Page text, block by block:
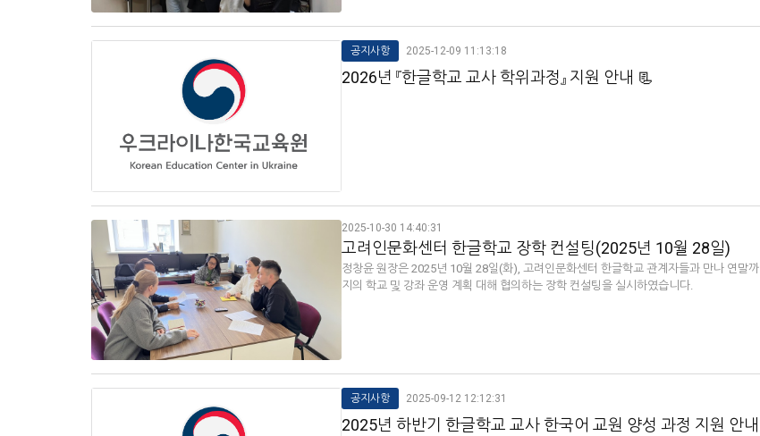
공지사항 2025-12-09 11:13:18
2026년 『한글학교 교사 학위과정』 지원 안내 📃
2025-10-30 14:40:31
고려인문화센터 한글학교 장학 컨설팅(2025년 10월 28일)
정창윤 원장은 2025년 10월 28일(화), 고려인문화센터 한글학교 관계자들과 만나 연말까
지의 학교 및 강좌 운영 계획 대해 협의하는 장학 컨설팅을 실시하였습니다.
공지사항 2025-09-12 12:12:31
2025년 하반기 한글학교 교사 한국어 교원 양성 과정 지원 안내